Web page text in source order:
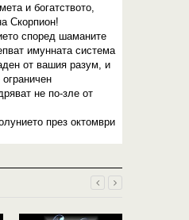
и богатството,
Скорпион!
според шаманите
имунната система
от вашия разум, и
не по-зле от
през октомври